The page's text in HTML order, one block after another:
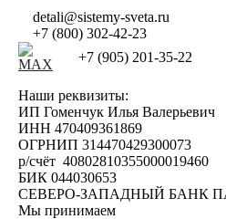
detali@sistemy-sveta.ru
+7 (800) 302-42-23
+7 (905) 201-35-22
Наши реквизиты:
ИП Гоменчук Илья Валерьевич
ИНН 470409361869
ОГРНИП 314470429300073
р/счёт 40802810355000019460
БИК 044030653
СЕВЕРО-ЗАПАДНЫЙ БАНК
Мы принимаем